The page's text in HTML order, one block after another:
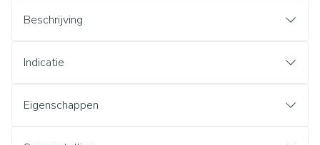
Beschrijving
Indicatie
Eigenschappen